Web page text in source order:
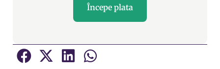
Începe plata